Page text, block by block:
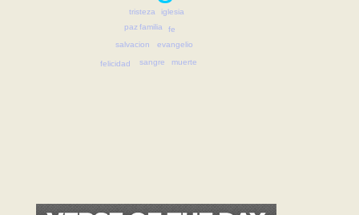
tristeza
pazfamilia
iglesia
fe
salvacion evangelio
felicidad sangre muerte